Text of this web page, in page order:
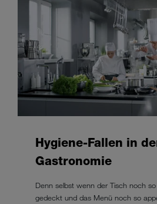
Hygiene-Fallen in
Gastronomie
Denn selbst wenn der Tisch noch
gedeckt und das Menü noch so